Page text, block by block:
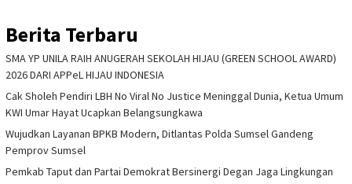
Berita Terbaru
SMA YP UNILA RAIH ANUGERAH SEKOLAH HIJAU (GREEN SCHOOL AWARD)
2026 DARI APPeL HIJAU INDONESIA
Cak Sholeh Pendiri LBH No Viral No Justice Meninggal Dunia, Ketua Umum
KWI Umar Hayat Ucapkan Belangsungkawa
Wujudkan Layanan BPKB Modern, Ditlantas Polda Sumsel Gandeng
Pemprov Sumsel
Pemkab Taput dan Partai Demokrat Bersinergi Degan Jaga Lingkungan